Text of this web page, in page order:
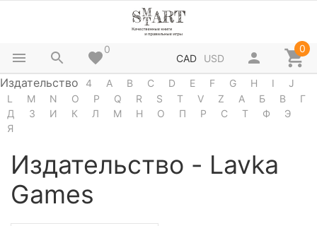
0
CAD USD
0
Издательство 4 A B C D E F G H I
J
L
M N O P Q R S T V Z А Б В
Г
Д
З И К Л М Н О П Р С Т Ф
Э
Я
Издательство - Lavka
Games